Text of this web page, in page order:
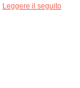
Leggere il seguito